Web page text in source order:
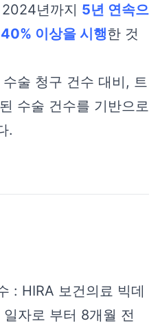
년까지 5년 연속으
이상을 시행한 것
술 청구 건수 대비, 트
수술 건수를 기반으로
.
: HIRA 보건의료 빅데
자로 부터 8개월 전